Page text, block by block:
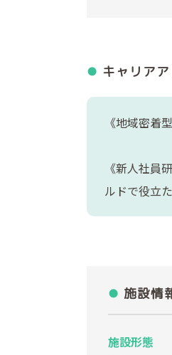
キャリア
《地域密着
《新人社員
ルドで役立
施設情
施設形態